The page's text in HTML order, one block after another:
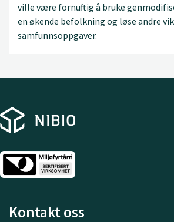
ville være fornuftig å bruke
en økende befolkning og løse andre
samfunnsoppgaver.
Kontakt oss